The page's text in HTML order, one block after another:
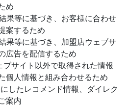
め
に基づき、お客様に合わせ
案するため
に基づき、加盟店ウェブサ
広告を配信するため
イト以外で取得された情報
個人情報と組み合わせるため
たレコメンド情報、ダイレク
案内